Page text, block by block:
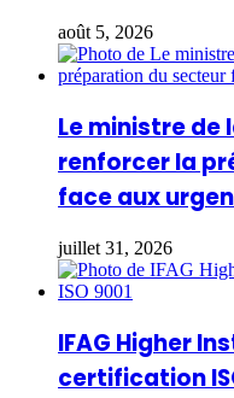
août 5, 2026
Le ministre de
renforcer la
face aux
juillet 31, 2026
IFAG Higher
certification